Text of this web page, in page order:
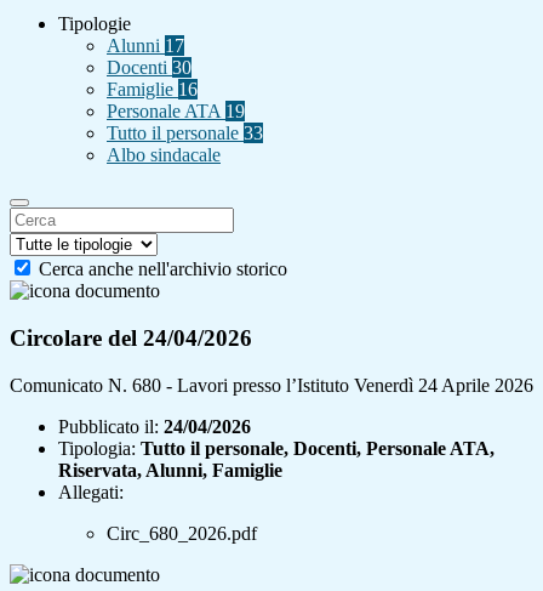
Tipologie
Alunni 17
Docenti 30
Famiglie 16
Personale ATA 19
Tutto il personale 33
Albo sindacale
Cerca anche nell'archivio storico
Circolare del 24/04/2026
Comunicato N. 680 - Lavori presso l’Istituto Venerdì 24 Aprile 2026
Pubblicato il: 24/04/2026
Tipologia: Tutto il personale, Docenti, Personale ATA,
Riservata, Alunni, Famiglie
Allegati:
Circ_680_2026.pdf